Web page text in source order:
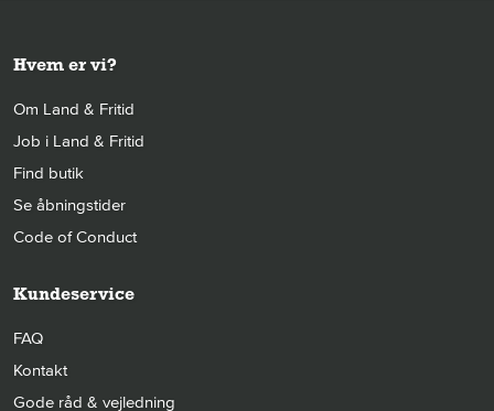
Hvem er vi?
Om Land & Fritid
Job i Land & Fritid
Find butik
Se åbningstider
Code of Conduct
Kundeservice
FAQ
Kontakt
Gode råd & vejledning